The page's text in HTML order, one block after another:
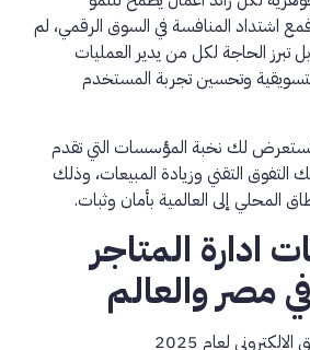
فمع اشتداد المنافسة في السوق الرقمي، لم
تبرز الحاجة لكل من يدير العمليات
وتحسين تجربة المستخدم
لك نخبة المؤسسات التي تقدم
التقني وزيادة المبيعات، وذلك
المحلي إلى العالمية بأمان وثبات.
ادارة المتاجر
في مصر والعالم